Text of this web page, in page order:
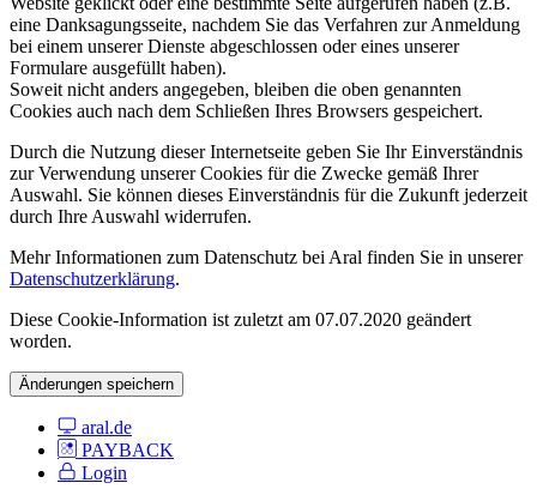
eine Danksagungsseite, nachdem Sie das Verfahren zur Anmeldung
bei einem unserer Dienste abgeschlossen oder eines unserer
Formulare ausgefüllt haben).
Soweit nicht anders angegeben, bleiben die oben genannten
Cookies auch nach dem Schließen Ihres Browsers gespeichert.
Durch die Nutzung dieser Internetseite geben Sie Ihr Einverständnis
zur Verwendung unserer Cookies für die Zwecke gemäß Ihrer
Auswahl. Sie können dieses Einverständnis für die Zukunft jederzeit
durch Ihre Auswahl widerrufen.
Mehr Informationen zum Datenschutz bei Aral finden Sie in unserer
Datenschutzerklärung.
Diese Cookie-Information ist zuletzt am 07.07.2020 geändert
worden.
Änderungen speichern
aral.de
PAYBACK
Login